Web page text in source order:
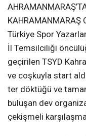
KAHRAMANMARAŞ
Türkiye Spor
İl Temsilciliği
geçirilen TSYD
ve coşkuyla start
ter döktüğü ve
buluşan dev
çekişmeli